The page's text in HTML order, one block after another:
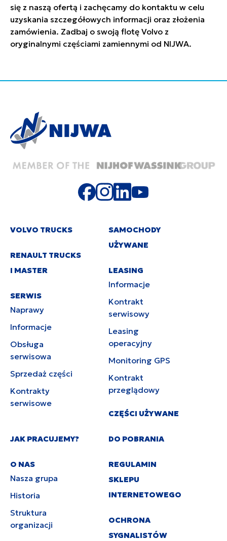
się z naszą ofertą i zachęcamy do kontaktu w celu
uzyskania szczegółowych informacji oraz złożenia
zamówienia. Zadbaj o swoją flotę Volvo z
oryginalnymi częściami zamiennymi od NIJWA.
VOLVO TRUCKS
RENAULT TRUCKS
I MASTER
SERWIS
Naprawy
Informacje
Obsługa
serwisowa
Sprzedaż części
Kontrakty
serwisowe
SAMOCHODY
UŻYWANE
LEASING
Informacje
Kontrakt
serwisowy
Leasing
operacyjny
Monitoring GPS
Kontrakt
przeglądowy
CZĘŚCI UŻYWANE
JAK PRACUJEMY?
O NAS
Nasza grupa
Historia
Struktura
organizacji
DO POBRANIA
REGULAMIN
SKLEPU
INTERNETOWEGO
OCHRONA
SYGNALISTÓW